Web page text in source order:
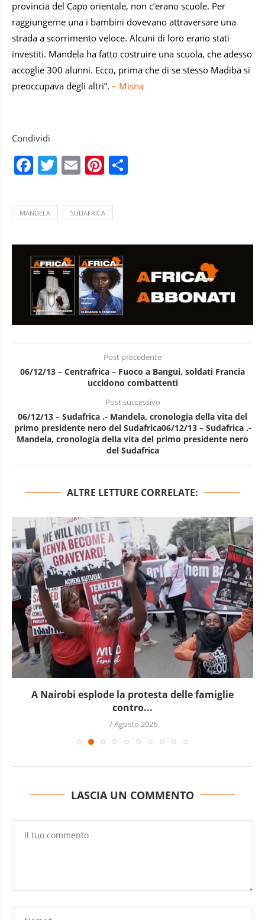
provincia del Capo orientale, non c’erano scuole. Per
raggiungerne una i bambini dovevano attraversare una
strada a scorrimento veloce. Alcuni di loro erano stati
investiti. Mandela ha fatto costruire una scuola, che adesso
accoglie 300 alunni. Ecco, prima che di se stesso Madiba si
preoccupava degli altri”. – Misna
Condividi
Facebook
Twitter
EmailPinterest
MANDELA SUDAFRICA
Post precedente
06/12/13 – Centrafrica – Fuoco a Bangui, soldati Francia
uccidono combattenti
Post successivo
06/12/13 – Sudafrica .- Mandela, cronologia della vita del
primo presidente nero del Sudafrica06/12/13 – Sudafrica .-
Mandela, cronologia della vita del primo presidente nero
del Sudafrica
ALTRE LETTURE CORRELATE:
A Nairobi esplode la protesta delle famiglie
contro...
7 Agosto 2026
LASCIA UN COMMENTO